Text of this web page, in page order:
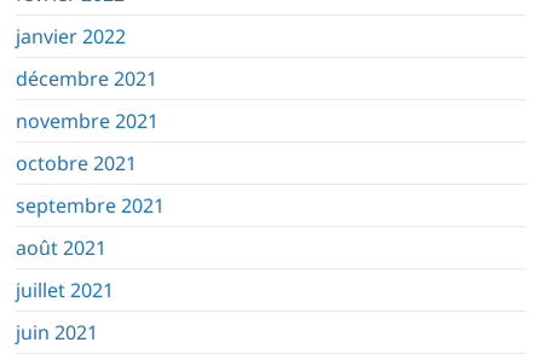
janvier 2022
décembre 2021
novembre 2021
octobre 2021
septembre 2021
août 2021
juillet 2021
juin 2021